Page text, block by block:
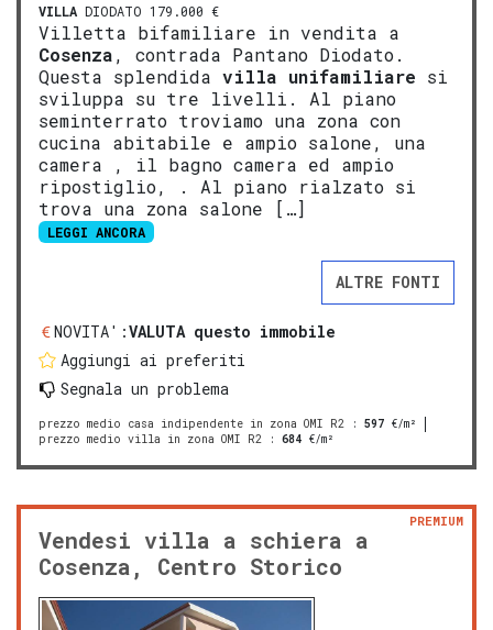
VILLA DIODATO 179.000 €
Villetta bifamiliare in vendita a
Cosenza, contrada Pantano Diodato.
Questa splendida villa unifamiliare si
sviluppa su tre livelli. Al piano
seminterrato troviamo una zona con
cucina abitabile e ampio salone, una
camera , il bagno camera ed ampio
ripostiglio, . Al piano rialzato si
trova una zona salone […]
LEGGI ANCORA
ALTRE FONTI
NOVITA':VALUTA questo immobile
Aggiungi ai preferiti
Segnala un problema
prezzo medio casa indipendente in zona OMI R2 : 597 €/m²
prezzo medio villa in zona OMI R2 : 684 €/m²
Vendesi villa a schiera a
Cosenza, Centro Storico
PREMIUM